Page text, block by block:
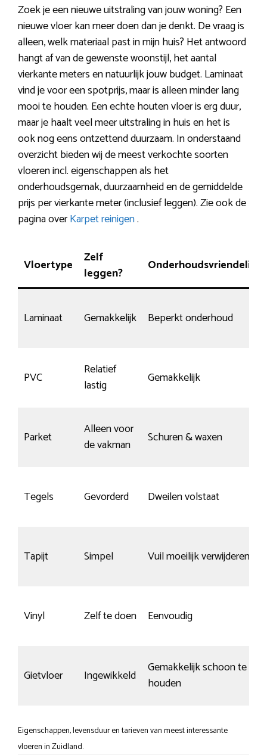
Zoek je een nieuwe uitstraling van jouw woning? Een
nieuwe vloer kan meer doen dan je denkt. De vraag is
alleen, welk materiaal past in mijn huis? Het antwoord
hangt af van de gewenste woonstijl, het aantal
vierkante meters en natuurlijk jouw budget. Laminaat
vind je voor een spotprijs, maar is alleen minder lang
mooi te houden. Een echte houten vloer is erg duur,
maar je haalt veel meer uitstraling in huis en het is
ook nog eens ontzettend duurzaam. In onderstaand
overzicht bieden wij de meest verkochte soorten
vloeren incl. eigenschappen als het
onderhoudsgemak, duurzaamheid en de gemiddelde
prijs per vierkante meter (inclusief leggen). Zie ook de
pagina overKarpet reinigen.
Vloertype
Zelf
leggen?
Onderhoudsvriendelijk
Laminaat Gemakkelijk Beperkt onderhoud
PVC
Relatief
lastig
Gemakkelijk
Parket
Alleen voor
de vakman
Schuren & waxen
Tegels Gevorderd Dweilen volstaat
Tapijt Simpel Vuil moeilijk verwijderen
Vinyl Zelf te doen Eenvoudig
Gietvloer Ingewikkeld
Gemakkelijk schoon te
houden
Eigenschappen, levensduur en tarieven van meest interessante
vloeren in Zuidland.